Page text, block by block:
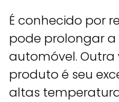
É conhecido por
pode prolongar a
automóvel.
produto é seu
altas